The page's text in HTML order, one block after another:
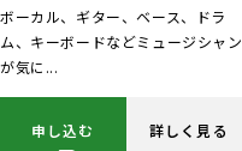
ボーカル、ギター、ベース、ドラ
ム、キーボードなどミュージシャン
が気に...
申し込む 詳しく見る